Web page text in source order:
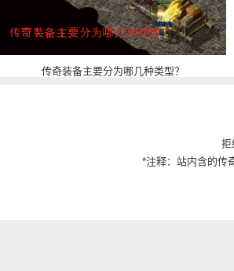
传奇装备主要分为哪几种类型？
拒
*注释：站内含的传